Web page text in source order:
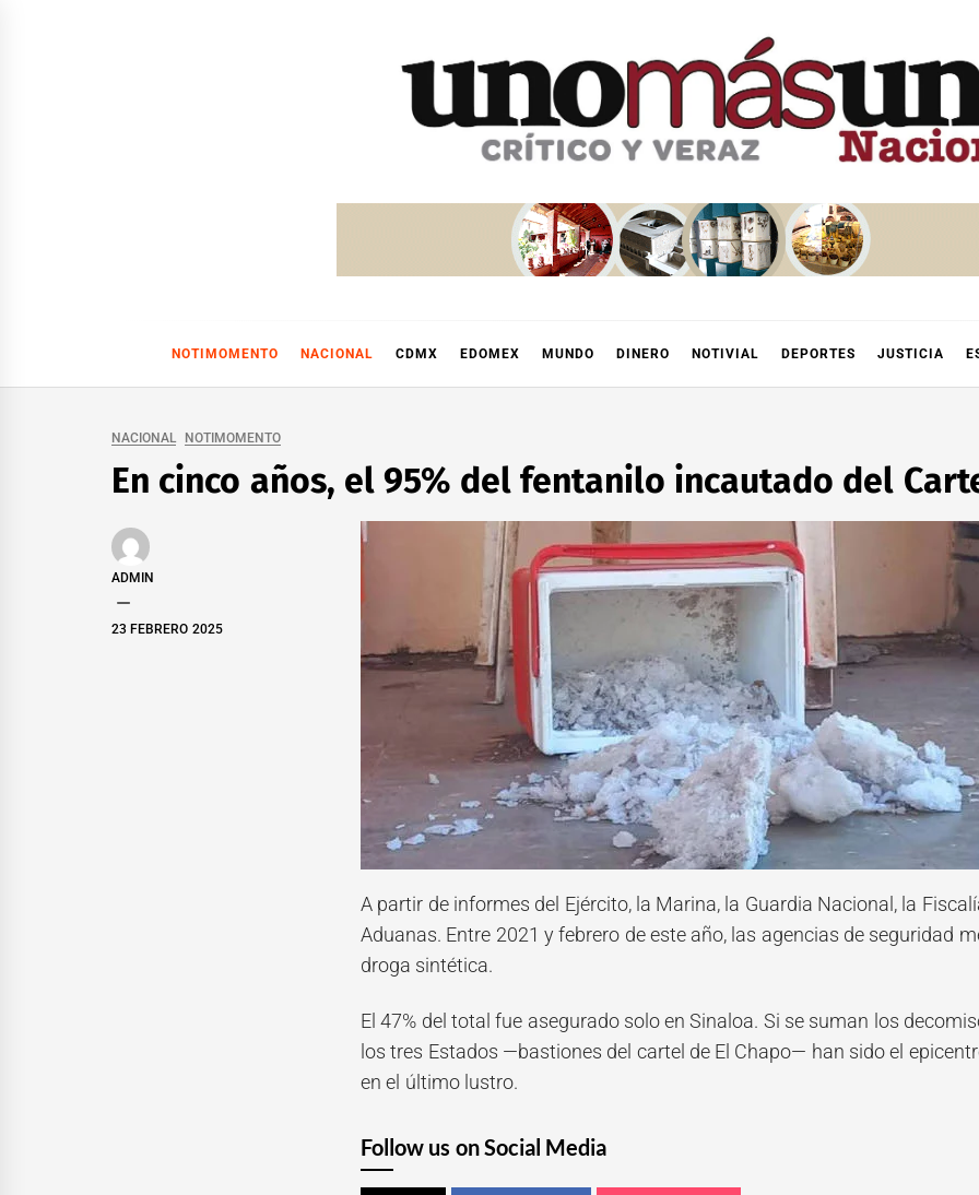
NOTIMOMENTO NACIONAL CDMX EDOMEX MUNDO DINERO NOTIVIAL DEPORTES JUSTICIA
NACIONAL NOTIMOMENTO
En cinco años, el 95% del fentanilo incautado del
ADMIN
23 FEBRERO 2025
A partir de informes del Ejército, la Marina, la Guardia Nacional, la
Aduanas. Entre 2021 y febrero de este año, las agencias de seguridad
droga sintética.
El 47% del total fue asegurado solo en Sinaloa. Si se suman los
los tres Estados —bastiones del cartel de El Chapo— han sido el
en el último lustro.
Follow us on Social Media